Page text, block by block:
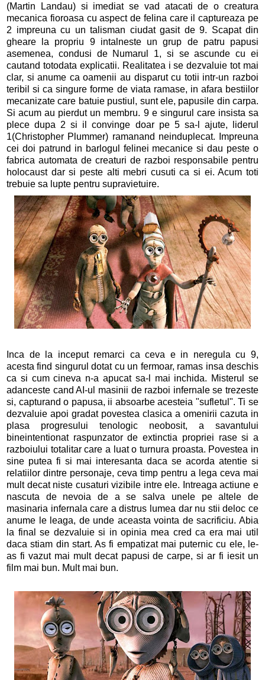
(Martin Landau) si imediat se vad atacati de o creatura
mecanica fioroasa cu aspect de felina care il captureaza pe
2 impreuna cu un talisman ciudat gasit de 9. Scapat din
gheare la propriu 9 intalneste un grup de patru papusi
asemenea, condusi de Numarul 1, si se ascunde cu ei
cautand totodata explicatii. Realitatea i se dezvaluie tot mai
clar, si anume ca oamenii au disparut cu totii intr-un razboi
teribil si ca singure forme de viata ramase, in afara bestiilor
mecanizate care batuie pustiul, sunt ele, papusile din carpa.
Si acum au pierdut un membru. 9 e singurul care insista sa
plece dupa 2 si il convinge doar pe 5 sa-l ajute, liderul
1(Christopher Plummer) ramanand neinduplecat. Impreuna
cei doi patrund in barlogul felinei mecanice si dau peste o
fabrica automata de creaturi de razboi responsabile pentru
holocaust dar si peste alti mebri cusuti ca si ei. Acum toti
trebuie sa lupte pentru supravietuire.
Inca de la inceput remarci ca ceva e in neregula cu 9,
acesta find singurul dotat cu un fermoar, ramas insa deschis
ca si cum cineva n-a apucat sa-l mai inchida. Misterul se
adanceste cand AI-ul masinii de razboi infernale se trezeste
si, capturand o papusa, ii absoarbe acesteia "sufletul". Ti se
dezvaluie apoi gradat povestea clasica a omenirii cazuta in
plasa progresului tenologic neobosit, a savantului
bineintentionat raspunzator de extinctia propriei rase si a
razboiului totalitar care a luat o turnura proasta. Povestea in
sine putea fi si mai interesanta daca se acorda atentie si
relatiilor dintre personaje, ceva timp pentru a lega ceva mai
mult decat niste cusaturi vizibile intre ele. Intreaga actiune e
nascuta de nevoia de a se salva unele pe altele de
masinaria infernala care a distrus lumea dar nu stii deloc ce
anume le leaga, de unde aceasta vointa de sacrificiu. Abia
la final se dezvaluie si in opinia mea cred ca era mai util
daca stiam din start. As fi empatizat mai puternic cu ele, le-
as fi vazut mai mult decat papusi de carpe, si ar fi iesit un
film mai bun. Mult mai bun.